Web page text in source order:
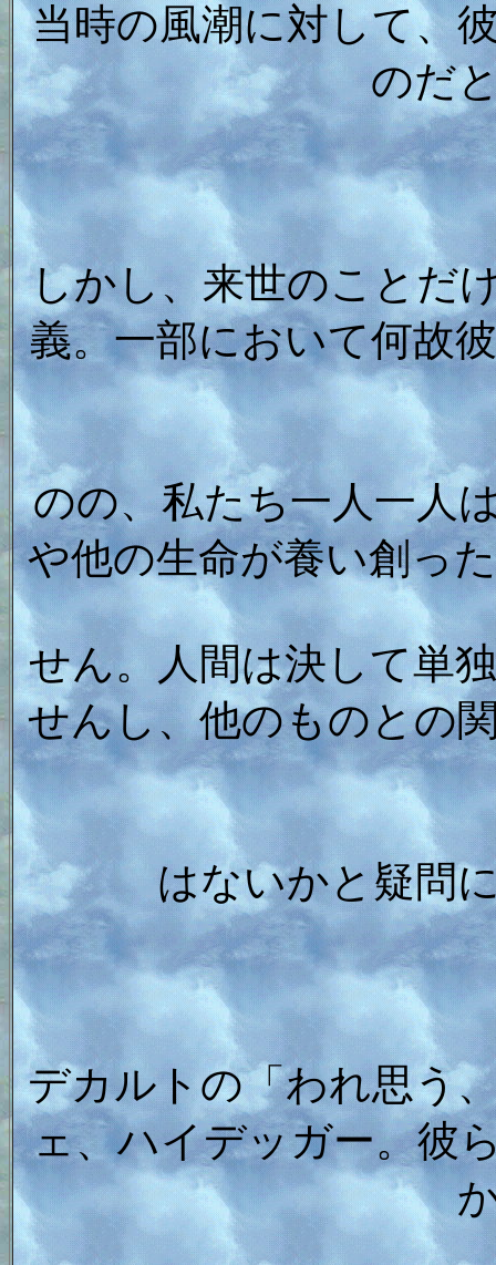
当時の風潮に対して、
のだ
しかし、来世のことだ
義。一部において何故
のの、私たち一人一人
や他の生命が養い創っ
せん。人間は決して単
せんし、他のものとの
はないかと疑問
デカルトの「われ思う
ェ、ハイデッガー。彼